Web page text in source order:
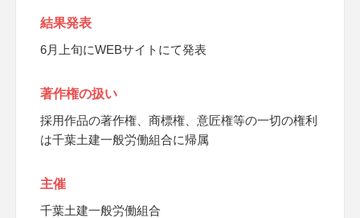
結果発表
6月上旬にWEBサイトにて発表
著作権の扱い
採用作品の著作権、商標権、意匠権等の一切の権利
は千葉土建一般労働組合に帰属
主催
千葉土建一般労働組合